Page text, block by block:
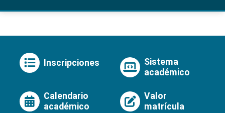
Inscripciones
Sistema
académico
Calendario
académico
Valor
matrícula